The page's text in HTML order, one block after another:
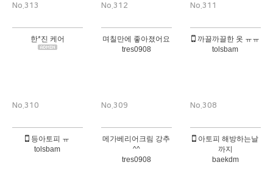
No.313
한*진 케어
No.312
며칠만에 좋아졌어요
tres0908
No.311
까끌까끌한 옷 ㅠㅠ
tolsbam
No.310
등아토피 ㅠ
tolsbam
No.309
메가베리어크림 강추
^^
tres0908
No.308
아토피 해방하는날
까지
baekdm